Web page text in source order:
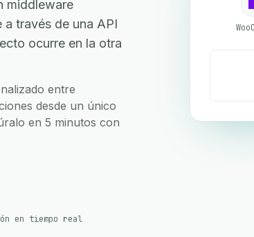
middleware
través de una API
ocurre en la otra
entre
desde un único
en 5 minutos con
en tiempo real